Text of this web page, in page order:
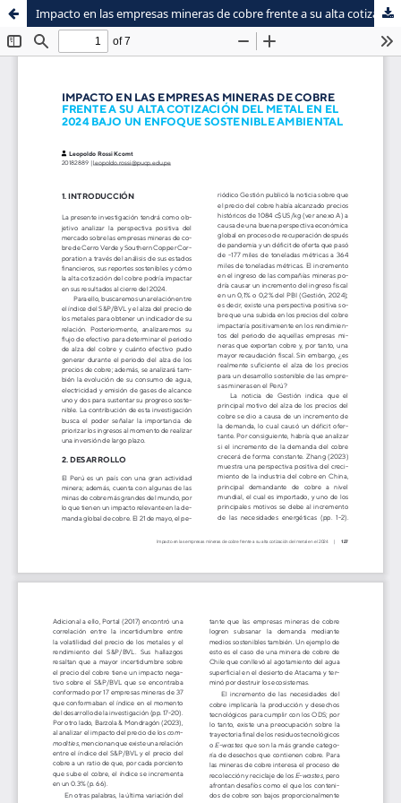
Sistema de
Bibliotecas
Facultad de
Ciencias Contables
Impacto en las empresas mineras de cobre frente a su alta cotización del metal en el 2024